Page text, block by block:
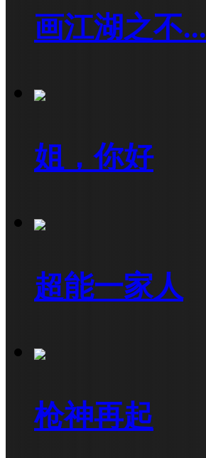
画江湖之不...
姐，你好
超能一家人
枪神再起